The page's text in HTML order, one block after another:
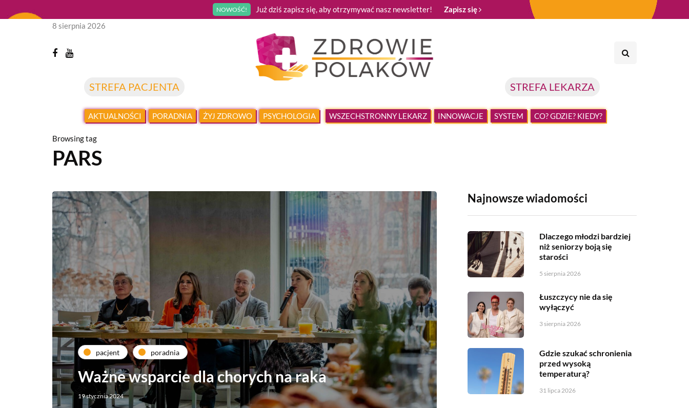
NOWOŚĆ! Już dziś zapisz się, aby otrzymywać nasz newsletter! Zapisz się
STREFA PACJENTA STREFA LEKARZA
8 sierpnia 2026
AKTUALNOŚCI PORADNIA ŻYJ ZDROWO PSYCHOLOGIA WSZECHSTRONNY LEKARZ INNOWACJE SYSTEM CO? GDZIE? KIEDY?
Browsing tag
PARS
pacjent poradnia
Ważne wsparcie dla chorych na raka
19 stycznia 2024
Najnowsze wiadomości
Dlaczego młodzi bardziej
niż seniorzy boją się
starości
5 sierpnia 2026
Łuszczycy nie da się
wyłączyć
3 sierpnia 2026
Gdzie szukać schronienia
przed wysoką
temperaturą?
31 lipca 2026